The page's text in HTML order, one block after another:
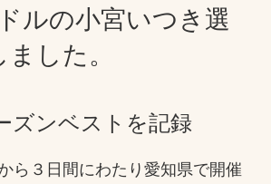
ルの小宮いつき選
した。
ズンベストを記録
ら３日間にわたり愛知県で開催